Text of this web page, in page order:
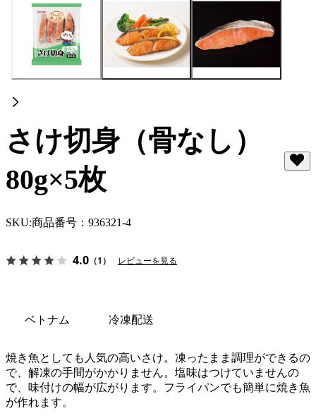
さけ切身（骨なし）
80g×5枚
SKU:商品番号：936321-4
4.0 （1） レビューを見る
ベトナム 冷凍配送
焼き魚としても人気の高いさけ。凍ったまま調理ができるの
で、解凍の手間がかかりません。塩味はつけていませんの
で、味付けの幅が広がります。フライパンでも簡単に焼き魚
が作れます。